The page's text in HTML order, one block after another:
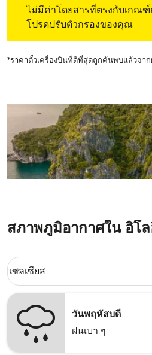
ไม่มีค่าโดยสารที่ตรงกับเกณ
โปรดปรับตัวกรองของคุณ
*ราคาตั๋วเครื่องบินที่ดีที่สุดถูกค้นพบแล้วจา
สภาพภูมิอากาศใน อิโ
Weather unit option เซลเซียส
เซลเซียส
keyboard_arrow_down
วันพฤหัสบดี
ฝนเบา ๆ